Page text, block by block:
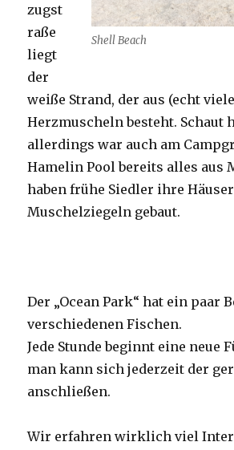
Shell Beach
zugst
raße
liegt
der
weiße Strand, der aus (echt
Herzmuscheln besteht. Schaut
allerdings war auch am
Hamelin Pool bereits alles aus
haben frühe Siedler ihre
Muschelziegeln gebaut.
Der „Ocean Park“ hat ein paar
verschiedenen Fischen.
Jede Stunde beginnt eine neue
man kann sich jederzeit der
anschließen.
Wir erfahren wirklich viel